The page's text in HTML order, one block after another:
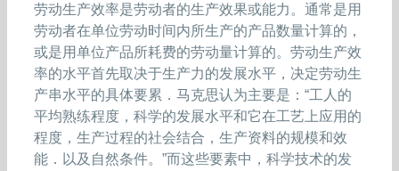
劳动生产效率是劳动者的生产效果或能力。通常是用
劳动者在单位劳动时间内所生产的产品数量计算的，
或是用单位产品所耗费的劳动量计算的。劳动生产效
率的水平首先取决于生产力的发展水平，决定劳动生
产串水平的具体要累．马克思认为主要是：“工人的
平均熟练程度，科学的发展水平和它在工艺上应用的
程度，生产过程的社会结合，生产资料的规模和效
能．以及自然条件。”而这些要素中，科学技术的发